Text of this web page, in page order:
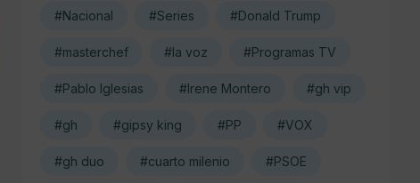
#Nacional #Series #Donald Trump
#masterchef #la voz #Programas TV
#Pablo Iglesias #Irene Montero #gh vip
#gh #gipsy king #PP #VOX
#gh duo #cuarto milenio #PSOE